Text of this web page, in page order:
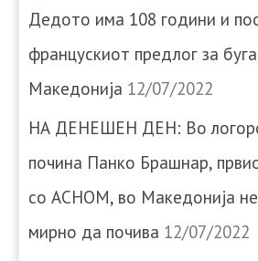
Дедото има 108 години и
францускиот предлог за
Македонија 12/07/2022
НА ДЕНЕШЕН ДЕН: Во
почина Панко Брашнар,
со АСНОМ, во Македонија
мирно да почива 12/07/2022